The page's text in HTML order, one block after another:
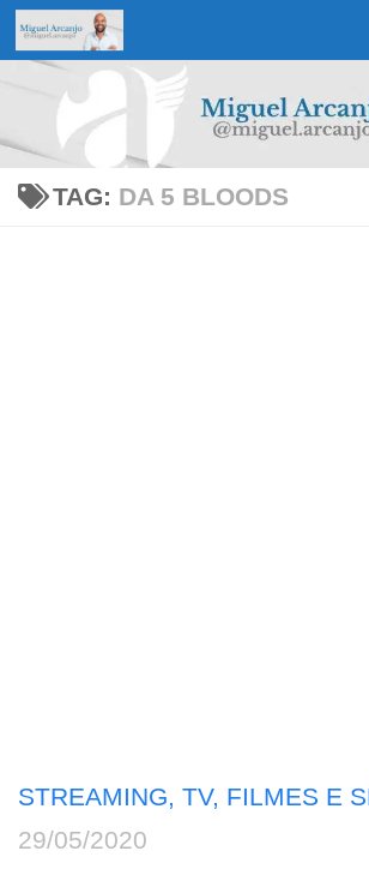
Skip to content
TAG: DA 5 BLOODS
STREAMING, TV, FILMES E
29/05/2020